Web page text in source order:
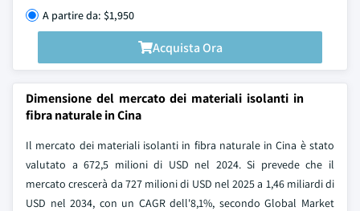
A partire da: $1,950
Acquista Ora
Dimensione del mercato dei materiali isolanti in
fibra naturale in Cina
Il mercato dei materiali isolanti in fibra naturale in Cina è stato
valutato a 672,5 milioni di USD nel 2024. Si prevede che il
mercato crescerà da 727 milioni di USD nel 2025 a 1,46 miliardi di
USD nel 2034, con un CAGR dell'8,1%, secondo Global Market